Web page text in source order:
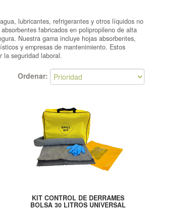
lubricantes, refrigerantes y otros líquidos no
fabricados en polipropileno de alta
Nuestra gama incluye hojas absorbentes,
y empresas de mantenimiento. Estos
la seguridad laboral.
Ordenar:
KIT CONTROL DE DERRAMES
BOLSA 30 LITROS UNIVERSAL